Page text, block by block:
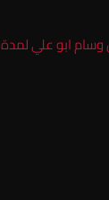
3 سنوات صفقة معلم